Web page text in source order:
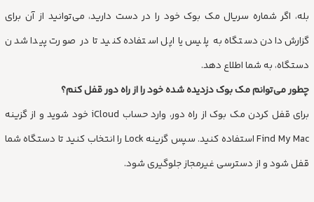
بله، اگر شماره سریال مک بوک خود را در دست دارید، می‌توانید از آن برای
گزارش دادن دستگاه به پلیس یا اپل استفاده کنید تا در صورت پیدا شدن
دستگاه، به شما اطلاع دهد.
چطور می‌توانم مک بوک دزدیده شده خود را از راه دور قفل کنم؟
برای قفل کردن مک بوک از راه دور، وارد حساب iCloud خود شوید و از گزینه
Find My Mac استفاده کنید. سپس گزینه Lock را انتخاب کنید تا دستگاه شما
قفل شود و از دسترسی غیرمجاز جلوگیری شود.